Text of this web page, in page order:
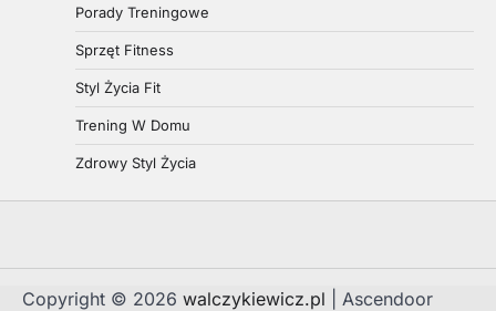
Porady Treningowe
Sprzęt Fitness
Styl Życia Fit
Trening W Domu
Zdrowy Styl Życia
Copyright © 2026 walczykiewicz.pl | Ascendoor